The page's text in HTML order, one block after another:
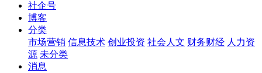
社企号
博客
分类
市场营销 信息技术 创业投资 社会人文 财务财经 人力资
源 未分类
消息